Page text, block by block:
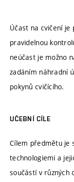
Účast na cvičení je
pravidelnou
neúčast je možno
zadáním náhradní
pokynů cvičícího.
UČEBNÍ CÍLE
Cílem předmětu je
technologiemi a
součástí v různých